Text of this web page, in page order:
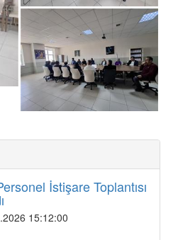
İstişare Toplantısı
15:12:00